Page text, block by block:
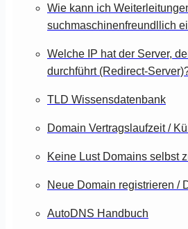
Wie kann ich
suchmaschinenfreundllich
Welche IP hat der Server,
durchführt (Redirect-
TLD Wissensdatenbank
Domain Vertragslaufzeit /
Keine Lust Domains selbst
Neue Domain registrieren /
AutoDNS Handbuch